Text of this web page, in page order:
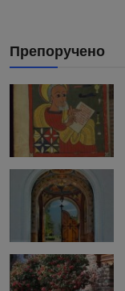
Препоручено